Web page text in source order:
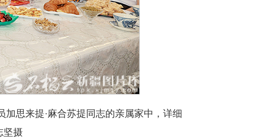
思来提·麻合苏提同志的亲属家中，详细
坚摄